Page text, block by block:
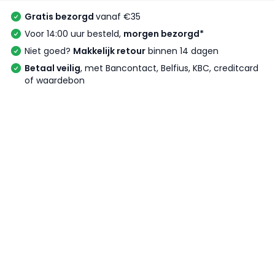
Gratis bezorgd vanaf €35
Voor 14:00 uur besteld, morgen bezorgd*
Niet goed? Makkelijk retour binnen 14 dagen
Betaal veilig, met Bancontact, Belfius, KBC, creditcard
of waardebon